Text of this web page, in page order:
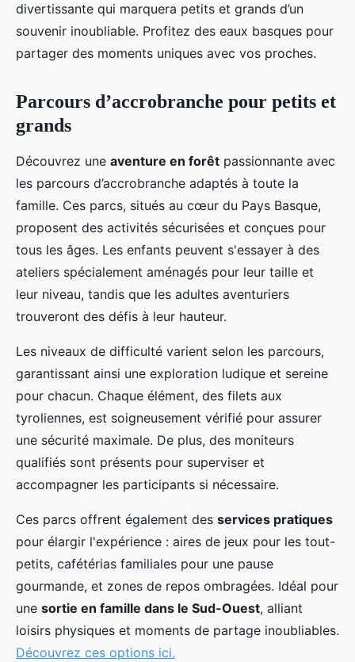
divertissante qui marquera petits et grands d’un
souvenir inoubliable. Profitez des eaux basques pour
partager des moments uniques avec vos proches.
Parcours d’accrobranche pour petits et
grands
Découvrez une aventure en forêt passionnante avec
les parcours d’accrobranche adaptés à toute la
famille. Ces parcs, situés au cœur du Pays Basque,
proposent des activités sécurisées et conçues pour
tous les âges. Les enfants peuvent s'essayer à des
ateliers spécialement aménagés pour leur taille et
leur niveau, tandis que les adultes aventuriers
trouveront des défis à leur hauteur.
Les niveaux de difficulté varient selon les parcours,
garantissant ainsi une exploration ludique et sereine
pour chacun. Chaque élément, des filets aux
tyroliennes, est soigneusement vérifié pour assurer
une sécurité maximale. De plus, des moniteurs
qualifiés sont présents pour superviser et
accompagner les participants si nécessaire.
Ces parcs offrent également des services pratiques
pour élargir l'expérience : aires de jeux pour les tout-
petits, cafétérias familiales pour une pause
gourmande, et zones de repos ombragées. Idéal pour
une sortie en famille dans le Sud-Ouest, alliant
loisirs physiques et moments de partage inoubliables.
Découvrez ces options ici.